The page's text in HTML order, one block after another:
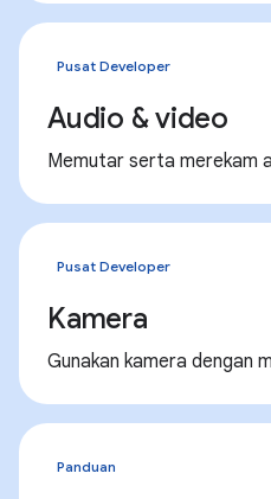
Pusat Developer
Audio & video
Memutar serta merekam
Pusat Developer
Kamera
Gunakan kamera dengan
Panduan